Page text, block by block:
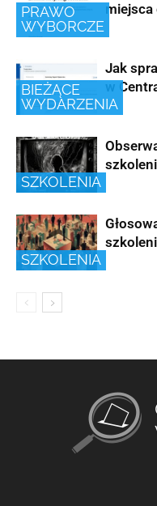
PRAWO
WYBORCZE
BIEŻĄCE
WYDARZENIA
Jak
w
SZKOLENIA
SZKOLENIA